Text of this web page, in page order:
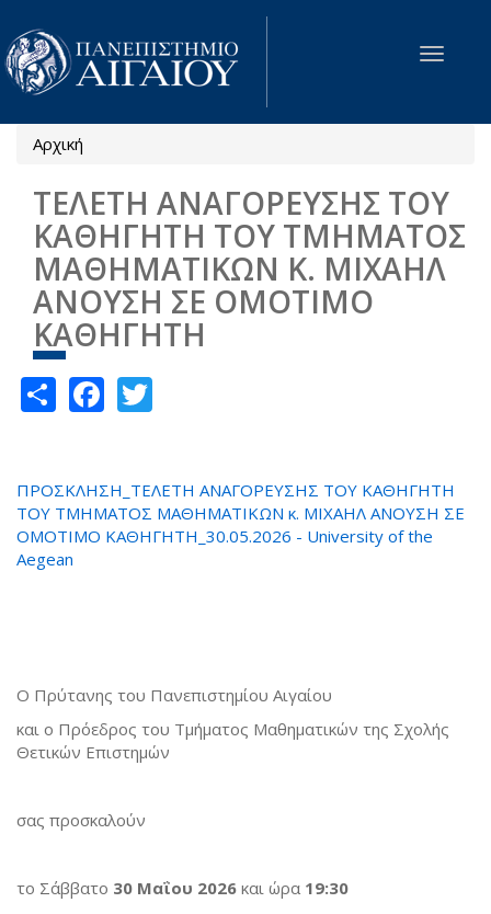
Παράκαμψη προς το κυρίως περιεχόμενο
Toggle
Είστε εδώ
Αρχική
ΤΕΛΕΤΗ ΑΝΑΓΟΡΕΥΣΗΣ ΤΟΥ
ΚΑΘΗΓΗΤΗ ΤΟΥ ΤΜΗΜΑΤΟΣ
ΜΑΘΗΜΑΤΙΚΩΝ Κ. ΜΙΧΑΗΛ
ΑΝΟΥΣΗ ΣΕ ΟΜΟΤΙΜΟ
ΚΑΘΗΓΗΤΗ
ShareFacebook
ΠΡΟΣΚΛΗΣΗ_ΤΕΛΕΤΗ ΑΝΑΓΟΡΕΥΣΗΣ ΤΟΥ ΚΑΘΗΓΗΤΗ
ΤΟΥ ΤΜΗΜΑΤΟΣ ΜΑΘΗΜΑΤΙΚΩΝ κ. ΜΙΧΑΗΛ ΑΝΟΥΣΗ ΣΕ
ΟΜΟΤΙΜΟ ΚΑΘΗΓΗΤΗ_30.05.2026 - University of the
Aegean
Ο Πρύτανης του Πανεπιστημίου Αιγαίου
και ο Πρόεδρος του Τμήματος Μαθηματικών της Σχολής
Θετικών Επιστημών
σας προσκαλούν
το Σάββατο 30 Μαΐου 2026 και ώρα 19:30